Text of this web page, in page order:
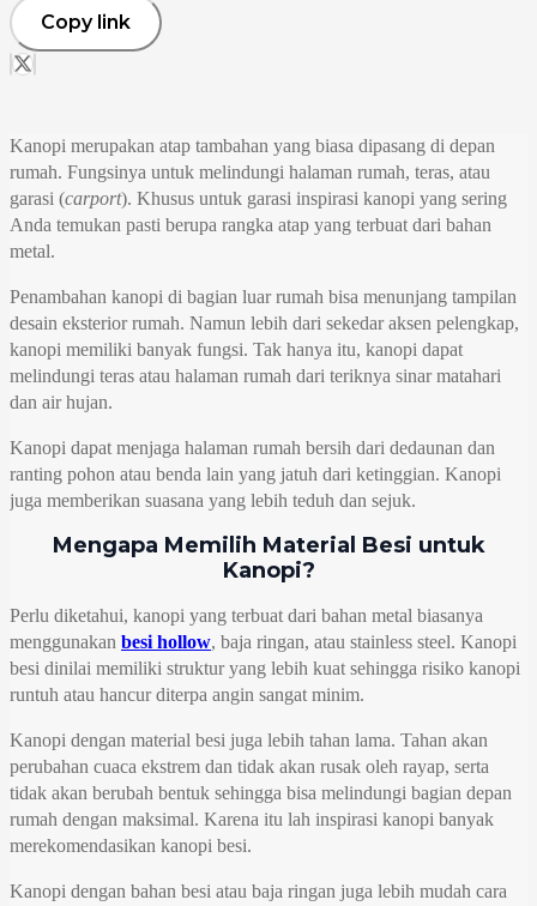
Copy link
Kanopi merupakan atap tambahan yang biasa dipasang di depan
rumah. Fungsinya untuk melindungi halaman rumah, teras, atau
garasi (carport). Khusus untuk garasi inspirasi kanopi yang sering
Anda temukan pasti berupa rangka atap yang terbuat dari bahan
metal.
Penambahan kanopi di bagian luar rumah bisa menunjang tampilan
desain eksterior rumah. Namun lebih dari sekedar aksen pelengkap,
kanopi memiliki banyak fungsi. Tak hanya itu, kanopi dapat
melindungi teras atau halaman rumah dari teriknya sinar matahari
dan air hujan.
Kanopi dapat menjaga halaman rumah bersih dari dedaunan dan
ranting pohon atau benda lain yang jatuh dari ketinggian. Kanopi
juga memberikan suasana yang lebih teduh dan sejuk.
Mengapa Memilih Material Besi untuk
Kanopi?
Perlu diketahui, kanopi yang terbuat dari bahan metal biasanya
menggunakan besi hollow, baja ringan, atau stainless steel. Kanopi
besi dinilai memiliki struktur yang lebih kuat sehingga risiko kanopi
runtuh atau hancur diterpa angin sangat minim.
Kanopi dengan material besi juga lebih tahan lama. Tahan akan
perubahan cuaca ekstrem dan tidak akan rusak oleh rayap, serta
tidak akan berubah bentuk sehingga bisa melindungi bagian depan
rumah dengan maksimal. Karena itu lah inspirasi kanopi banyak
merekomendasikan kanopi besi.
Kanopi dengan bahan besi atau baja ringan juga lebih mudah cara